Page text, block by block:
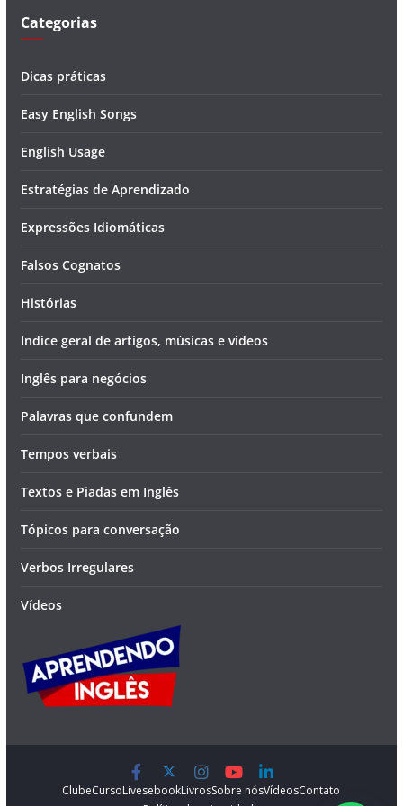
Categorias
Dicas práticas
Easy English Songs
English Usage
Estratégias de Aprendizado
Expressões Idiomáticas
Falsos Cognatos
Histórias
Indice geral de artigos, músicas e vídeos
Inglês para negócios
Palavras que confundem
Tempos verbais
Textos e Piadas em Inglês
Tópicos para conversação
Verbos Irregulares
Vídeos
ClubeCursoLivesebookLivrosSobre nósVídeosContato